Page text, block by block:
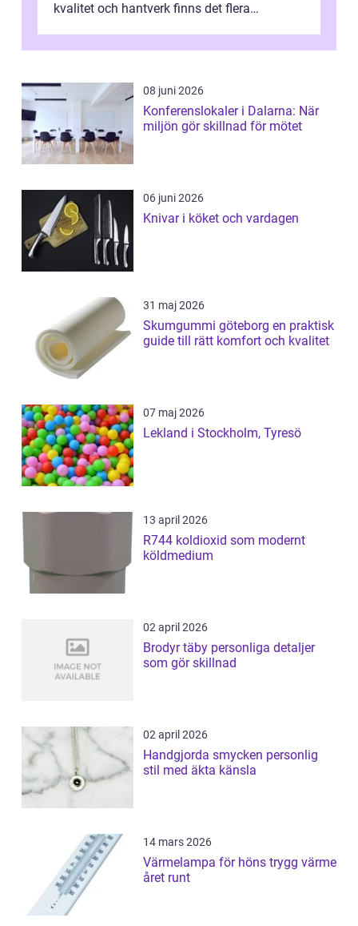
kvalitet och hantverk finns det flera
08 juni 2026
Konferenslokaler i Dalarna: När
miljön gör skillnad för mötet
06 juni 2026
Knivar i köket och vardagen
31 maj 2026
Skumgummi göteborg en praktisk
guide till rätt komfort och kvalitet
07 maj 2026
Lekland i Stockholm, Tyresö
13 april 2026
R744 koldioxid som modernt
köldmedium
02 april 2026
Brodyr täby personliga detaljer
som gör skillnad
02 april 2026
Handgjorda smycken personlig
stil med äkta känsla
14 mars 2026
Värmelampa för höns trygg värme
året runt